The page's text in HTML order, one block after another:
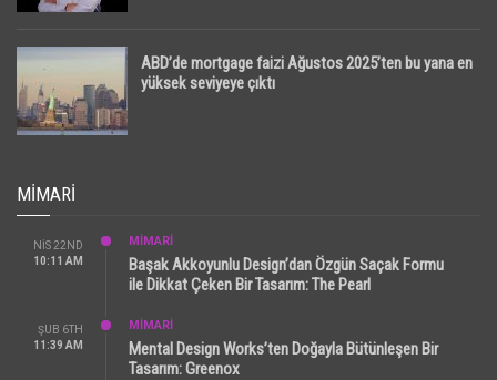
ABD’de mortgage faizi Ağustos 2025’ten bu yana en
yüksek seviyeye çıktı
MIMARI
NIS 22ND
10:11 AM
MİMARİ
Başak Akkoyunlu Design’dan Özgün Saçak Formu
ile Dikkat Çeken Bir Tasarım: The Pearl
ŞUB 6TH
11:39 AM
MİMARİ
Mental Design Works’ten Doğayla Bütünleşen Bir
Tasarım: Greenox